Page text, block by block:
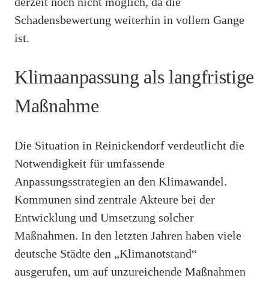
Schadensbewertung weiterhin in vollem Gange
ist.
Klimaanpassung als langfristige
Maßnahme
Die Situation in Reinickendorf verdeutlicht die
Notwendigkeit für umfassende
Anpassungsstrategien an den Klimawandel.
Kommunen sind zentrale Akteure bei der
Entwicklung und Umsetzung solcher
Maßnahmen. In den letzten Jahren haben viele
deutsche Städte den „Klimanotstand“
ausgerufen, um auf unzureichende Maßnahmen